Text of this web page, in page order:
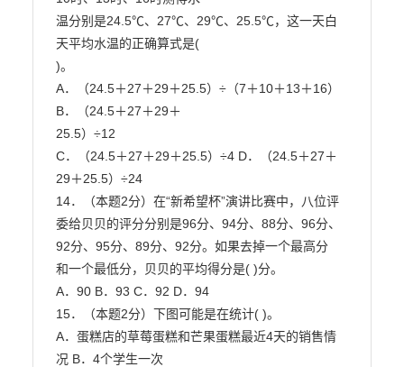
温分别是24.5℃、27℃、29℃、25.5℃，这一天白
天平均水温的正确算式是(
)。
A．（24.5＋27＋29＋25.5）÷（7＋10＋13＋16）
B．（24.5＋27＋29＋
25.5）÷12
C．（24.5＋27＋29＋25.5）÷4 D．（24.5＋27＋
29＋25.5）÷24
14．（本题2分）在“新希望杯”演讲比赛中，八位评
委给贝贝的评分分别是96分、94分、88分、96分、
92分、95分、89分、92分。如果去掉一个最高分
和一个最低分，贝贝的平均得分是( )分。
A．90 B．93 C．92 D．94
15．（本题2分）下图可能是在统计( )。
A．蛋糕店的草莓蛋糕和芒果蛋糕最近4天的销售情
况 B．4个学生一次